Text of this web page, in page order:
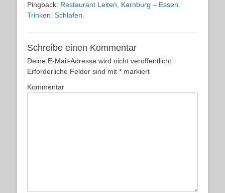
Pingback: Restaurant Leiten, Karnburg – Essen.
Trinken. Schlafen.
Schreibe einen Kommentar
Deine E-Mail-Adresse wird nicht veröffentlicht.
Erforderliche Felder sind mit * markiert
Kommentar